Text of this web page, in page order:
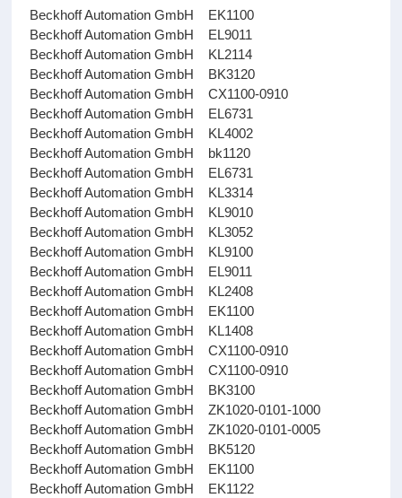
Beckhoff Automation GmbH EK1100
Beckhoff Automation GmbH EL9011
Beckhoff Automation GmbH KL2114
Beckhoff Automation GmbH BK3120
Beckhoff Automation GmbH CX1100-0910
Beckhoff Automation GmbH EL6731
Beckhoff Automation GmbH KL4002
Beckhoff Automation GmbH bk1120
Beckhoff Automation GmbH EL6731
Beckhoff Automation GmbH KL3314
Beckhoff Automation GmbH KL9010
Beckhoff Automation GmbH KL3052
Beckhoff Automation GmbH KL9100
Beckhoff Automation GmbH EL9011
Beckhoff Automation GmbH KL2408
Beckhoff Automation GmbH EK1100
Beckhoff Automation GmbH KL1408
Beckhoff Automation GmbH CX1100-0910
Beckhoff Automation GmbH CX1100-0910
Beckhoff Automation GmbH BK3100
Beckhoff Automation GmbH ZK1020-0101-1000
Beckhoff Automation GmbH ZK1020-0101-0005
Beckhoff Automation GmbH BK5120
Beckhoff Automation GmbH EK1100
Beckhoff Automation GmbH EK1122